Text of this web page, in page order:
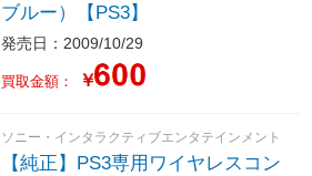
ブルー）【PS3】
発売日：2009/10/29
買取金額： ￥
ソニー・インタラクティブエンタテインメント
【純正】PS3専用ワイヤレスコン